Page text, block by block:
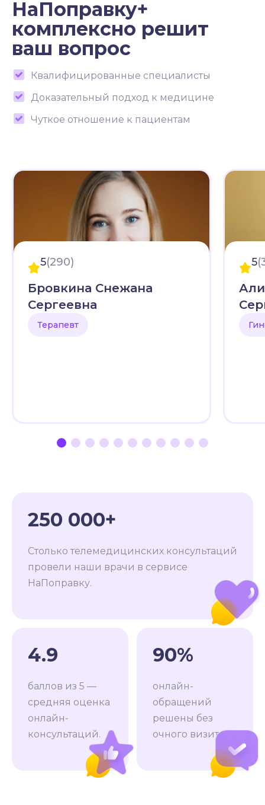
НаПоправку+
комплексно решит
ваш вопрос
Квалифицированные специалисты
Доказательный подход к медицине
Чуткое отношение к пациентам
5(290)
Бровкина Снежана
Сергеевна
Терапевт
5
250 000+
Столько телемедицинских консультаций
провели наши врачи в сервисе
НаПоправку.
4.9
баллов из 5 —
средняя оценка
онлайн-
консультаций.
90%
онлайн-
обращений
решены без
очного визита